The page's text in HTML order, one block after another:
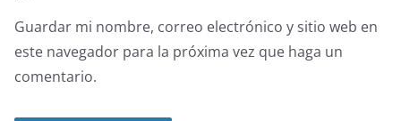
Guardar mi nombre, correo electrónico y sitio web en
este navegador para la próxima vez que haga un
comentario.